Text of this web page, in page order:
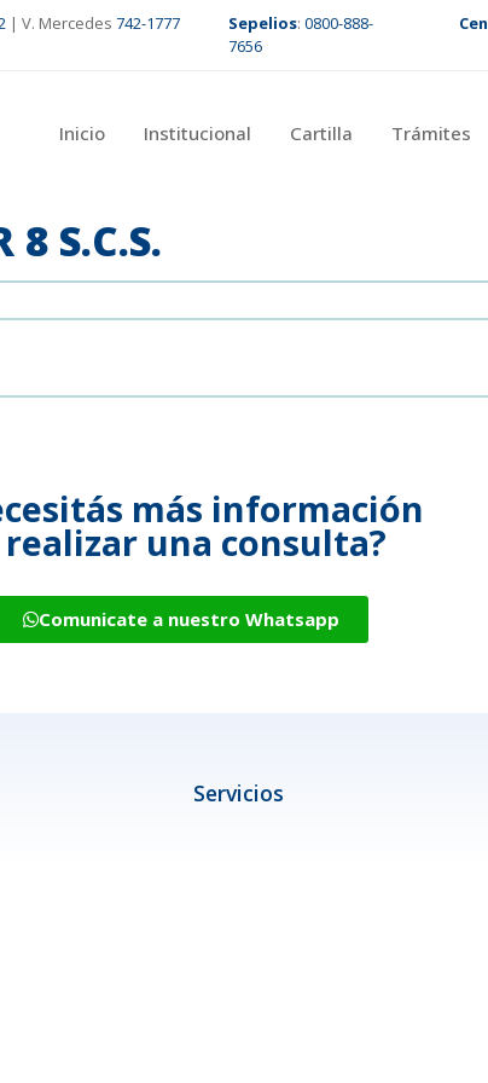
| V. Mercedes 742-1777 Sepelios: 0800-888-
7656
Inicio Institucional Cartilla Trámites
S.C.S.
más información
realizar una consulta?
Comunicate a nuestro Whatsapp
Servicios